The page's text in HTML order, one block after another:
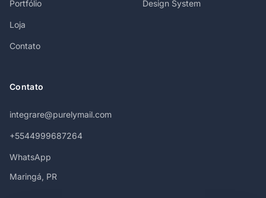
Portfólio
Loja
Contato
Design System
Contato
integrare@purelymail.com
+5544999687264
WhatsApp
Maringá, PR